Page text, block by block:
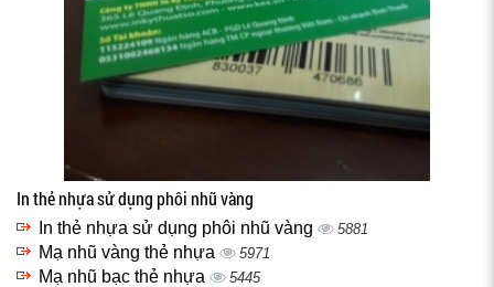
In thẻ nhựa sử dụng phôi nhũ vàng
In thẻ nhựa sử dụng phôi nhũ vàng 5881
Mạ nhũ vàng thẻ nhựa 5971
Mạ nhũ bạc thẻ nhựa 5445